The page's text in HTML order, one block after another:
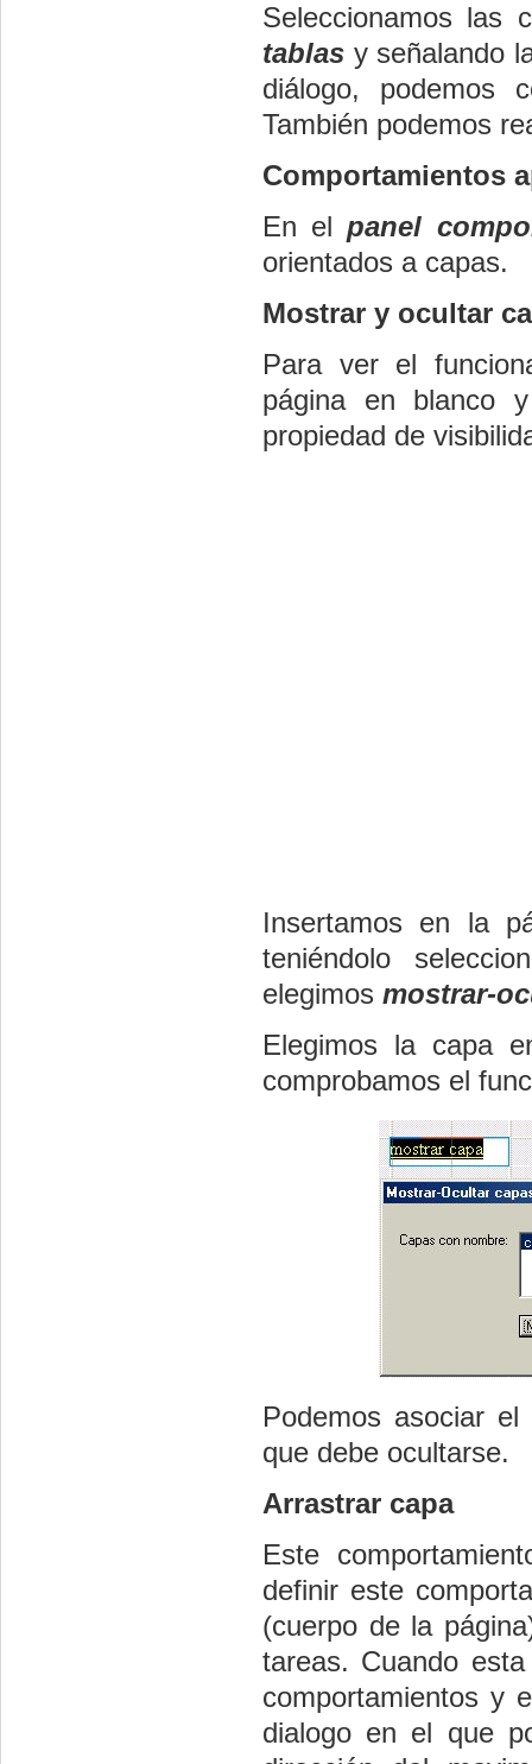
Seleccionamos las
tablas y señalando
diálogo, podemos
También podemos
Comportamientos
En elpanel
orientados a capas.
Mostrar y ocultar
Para ver el
página en blanco
propiedad de
Insertamos en la
teniéndolo
elegimos mostrar-
Elegimos la capa
comprobamos el
Podemos asociar
que debe ocultarse.
Arrastrar capa
Este
definir este
(cuerpo de la
tareas. Cuando
comportamientos y
dialogo en el que